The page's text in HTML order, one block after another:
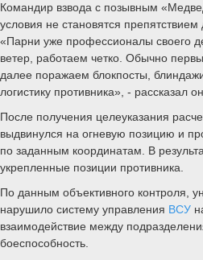
Командир взвода с позывным
условия не становятся
«Парни уже профессионалы своего
ветер, работаем четко. Обычно
далее поражаем блокпосты,
логистику противника», - рассказал он.
После получения целеуказания
выдвинулся на огневую позицию и
по заданным координатам. В
укрепленные позиции противника.
По данным объективного контроля,
нарушило систему управления ВСУ
взаимодействие между
боеспособность.